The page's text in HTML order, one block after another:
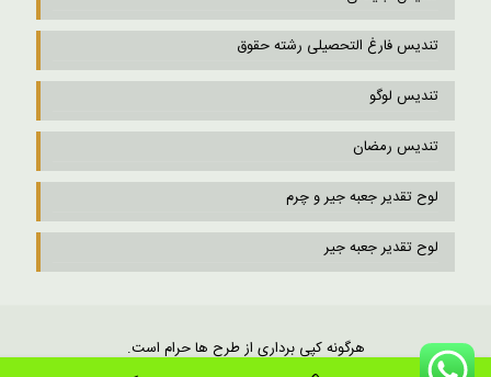
تندیس فارغ التحصیلی رشته حقوق
تندیس لوگو
تندیس رمضان
لوح تقدیر جعبه جیر و چرم
لوح تقدیر جعبه جیر
هرگونه کپی برداری از طرح ها حرام است.